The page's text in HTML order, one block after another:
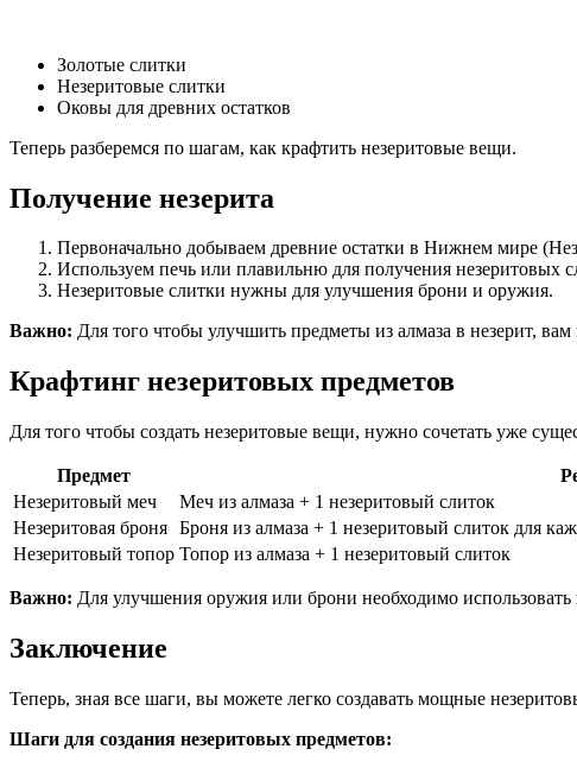
Золотые слитки
Незеритовые слитки
Оковы для древних остатков
Теперь разберемся по шагам, как крафтить незеритовые вещи.
Получение незерита
Первоначально добываем древние остатки в Нижнем мире
Используем печь или плавильню для получения незеритовых
Незеритовые слитки нужны для улучшения брони и оружия.
Важно: Для того чтобы улучшить предметы из алмаза в незерит,
Крафтинг незеритовых предметов
Для того чтобы создать незеритовые вещи, нужно сочетать уже
Предмет
Незеритовый меч
Меч из алмаза + 1 незеритовый слиток
Незеритовая броня Броня из алмаза + 1 незеритовый слиток для
Незеритовый топор Топор из алмаза + 1 незеритовый слиток
Важно: Для улучшения оружия или брони необходимо
Заключение
Теперь, зная все шаги, вы можете легко создавать мощные
Шаги для создания незеритовых предметов: